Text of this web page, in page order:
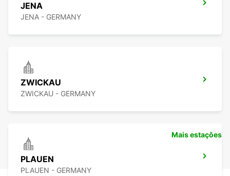
JENA
JENA - GERMANY
ZWICKAU
ZWICKAU - GERMANY
PLAUEN
PLAUEN - GERMANY
Mais estações